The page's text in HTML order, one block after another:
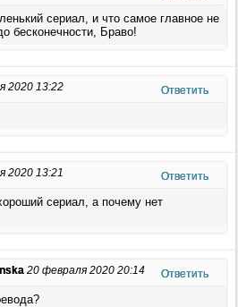
сериал, и что самое главное не
бесконечности, Браво!
2020 13:22 Ответить
2020 13:21 Ответить
сериал, а почему нет
20 февраля 2020 20:14 Ответить